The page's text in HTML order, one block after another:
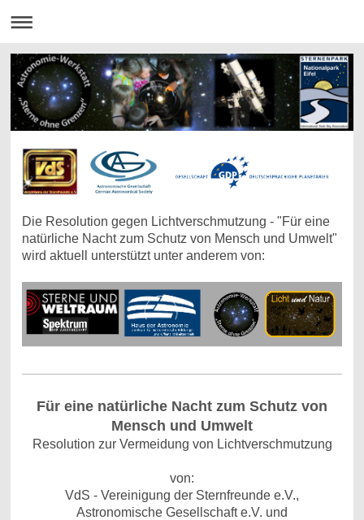
Die Resolution gegen Lichtverschmutzung - "Für eine
natürliche Nacht zum Schutz von Mensch und Umwelt"
wird aktuell unterstützt unter anderem von:
Für eine natürliche Nacht zum Schutz von
Mensch und Umwelt
Resolution zur Vermeidung von Lichtverschmutzung
von:
VdS - Vereinigung der Sternfreunde e.V.,
Astronomische Gesellschaft e.V. und